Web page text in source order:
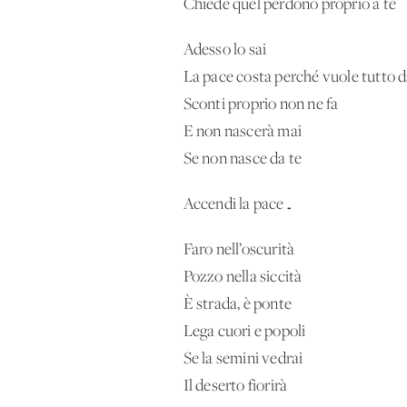
Chiede quel perdono proprio a te
Adesso lo sai
La pace costa perché vuole tutto
Sconti proprio non ne fa
E non nascerà mai
Se non nasce da te
Accendi la pace…
Faro nell’oscurità
Pozzo nella siccità
È strada, è ponte
Lega cuori e popoli
Se la semini vedrai
Il deserto fiorirà